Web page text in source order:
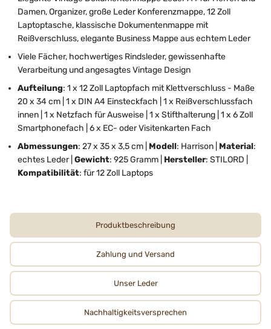
Damen, Organizer, große Leder Konferenzmappe, 12 Zoll
Laptoptasche, klassische Dokumentenmappe mit
Reißverschluss, elegante Business Mappe aus echtem Leder
Viele Fächer, hochwertiges Rindsleder, gewissenhafte
Verarbeitung und angesagtes Vintage Design
Aufteilung: 1 x 12 Zoll Laptopfach mit Klettverschluss - Maße
20 x 34 cm | 1 x DIN A4 Einsteckfach | 1 x Reißverschlussfach
innen | 1 x Netzfach für Ausweise | 1 x Stifthalterung | 1 x 6 Zoll
Smartphonefach | 6 x EC- oder Visitenkarten Fach
Abmessungen: 27 x 35 x 3,5 cm | Modell: Harrison | Material:
echtes Leder | Gewicht: 925 Gramm | Hersteller: STILORD |
Kompatibilität: für 12 Zoll Laptops
Produktbeschreibung
Zahlung und Versand
Unser Leder
Nachhaltigkeits­­­versprechen